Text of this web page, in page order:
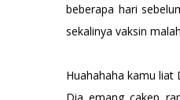
beberapa hari
sekalinya vaksin
Huahahaha kamu
Dia emang cakep